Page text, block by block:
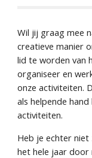
Wil jij graag mee
creatieve manier
lid te worden van
organiseer en
onze activiteiten.
als helpende
activiteiten.
Heb je echter
het hele jaar door